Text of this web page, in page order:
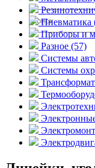
Пневматика
Приборы и
Разное (57)
Системы
Системы